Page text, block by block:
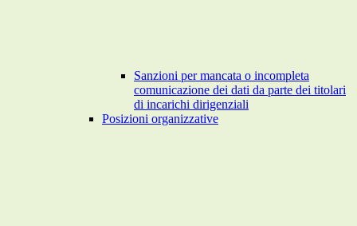
Sanzioni per mancata o incompleta
comunicazione dei dati da parte dei titolari
di incarichi dirigenziali
Posizioni organizzative